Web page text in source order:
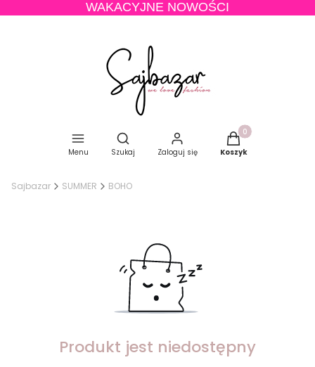
WAKACYJNE NOWOŚCI
Menu
Otwórz wyszukiwarkę
Szukaj Zaloguj się
Produkty w
Koszyk
Sajbazar SUMMER BOHO
Produkt jest niedostępny